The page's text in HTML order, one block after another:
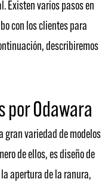
Existen varios pasos en
con los clientes para
describiremos
por Odawara
gran variedad de modelos
de ellos, es diseño de
apertura de la ranura,